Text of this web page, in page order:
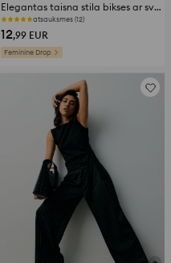
Elegantas taisna stila bikses ar svītrām un viskozes maisījumu
atsauksmes (12)
12,99 EUR
Feminine Drop